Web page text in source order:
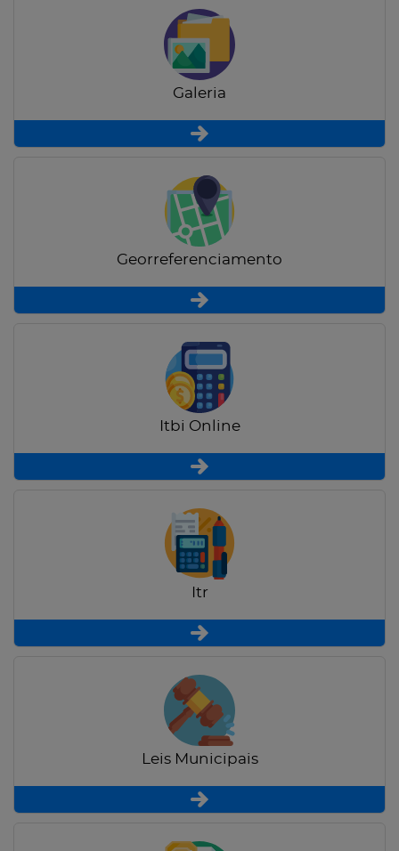
Galeria
Georreferenciamento
Itbi Online
Itr
Leis Municipais